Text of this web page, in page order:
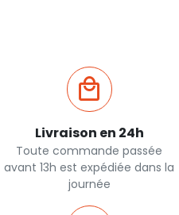
Livraison en 24h
Toute commande passée
avant 13h est expédiée dans la
journée